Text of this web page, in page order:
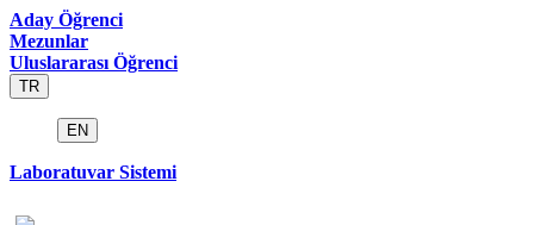
Aday Öğrenci
Mezunlar
Uluslararası Öğrenci
TR
EN
Laboratuvar Sistemi